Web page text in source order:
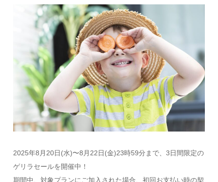
2025年8月20日(水)〜8月22日(金)23時59分まで、3日間限定の
ゲリラセールを​開催中！
期間中、対象プランにご加入された場合、初回お支払い時の契